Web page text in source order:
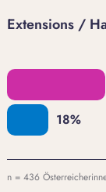
Extensions /
n = 436